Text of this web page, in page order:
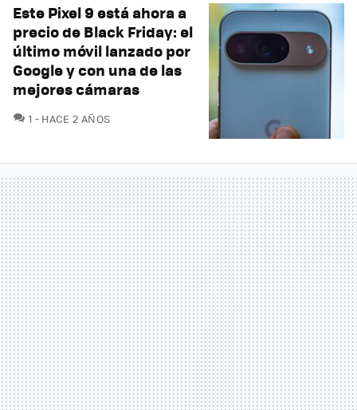
Este Pixel 9 está ahora a
precio de Black Friday: el
último móvil lanzado por
Google y con una de las
mejores cámaras
1 COMENTARIOS
HACE 2 AÑOS